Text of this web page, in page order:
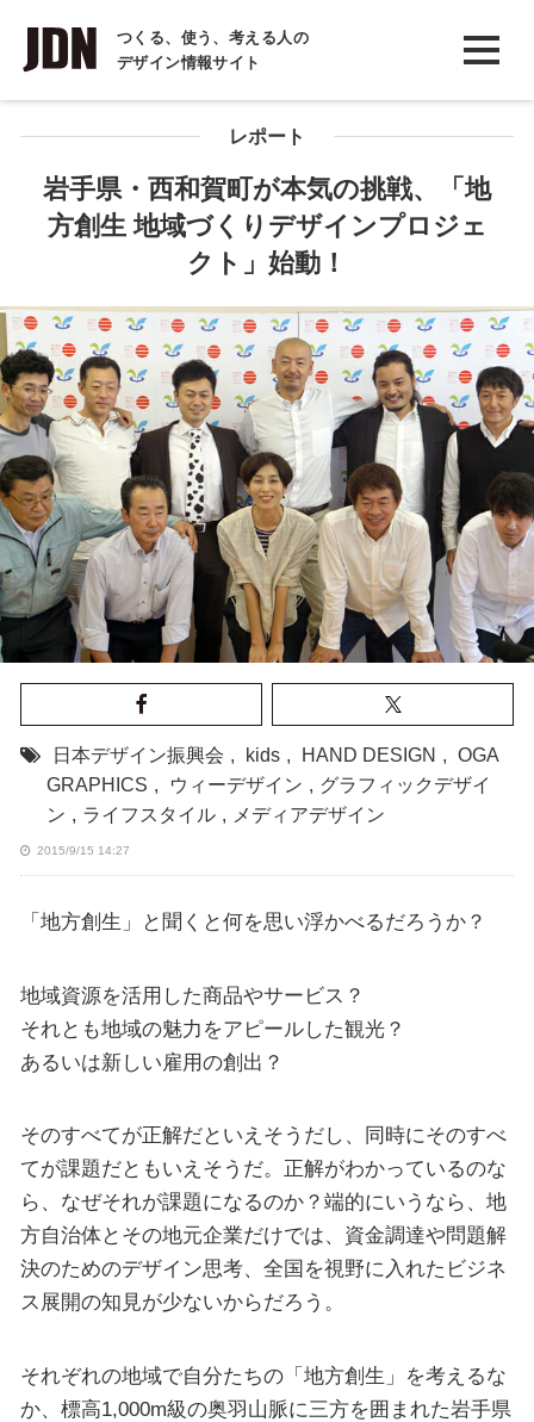
つくる、使う、考える人の
デザイン情報サイト
INTERVIEW
インタビュー
REPORT
COLUMN
レポート
岩手県・西和賀町が本気の挑戦、「地
方創生 地域づくりデザインプロジェ
クト」始動！
日本デザイン振興会 , kids , HAND DESIGN , OGA
GRAPHICS , ウィーデザイン , グラフィックデザイ
ン , ライフスタイル , メディアデザイン
2015/9/15 14:27
「地方創生」と聞くと何を思い浮かべるだろうか？
地域資源を活用した商品やサービス？
それとも地域の魅力をアピールした観光？
あるいは新しい雇用の創出？
そのすべてが正解だといえそうだし、同時にそのすべ
てが課題だともいえそうだ。正解がわかっているのな
ら、なぜそれが課題になるのか？端的にいうなら、地
方自治体とその地元企業だけでは、資金調達や問題解
決のためのデザイン思考、全国を視野に入れたビジネ
ス展開の知見が少ないからだろう。
それぞれの地域で自分たちの「地方創生」を考えるな
か、標高1,000m級の奥羽山脈に三方を囲まれた岩手県